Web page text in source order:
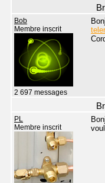
Bob
Membre inscrit
2 697 messages
PL
Membre inscrit